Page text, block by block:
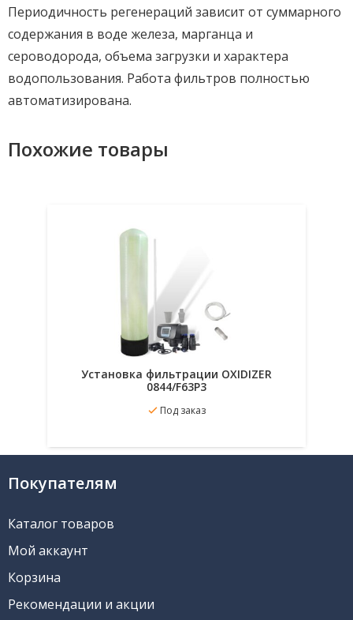
Периодичность регенераций зависит от суммарного
содержания в воде железа, марганца и
сероводорода, объема загрузки и характера
водопользования. Работа фильтров полностью
автоматизирована.
Похожие товары
Установка фильтрации OXIDIZER
0844/F63P3
Под заказ
В избранное Подробнее
Покупателям
Каталог товаров
Мой аккаунт
Корзина
Рекомендации и акции